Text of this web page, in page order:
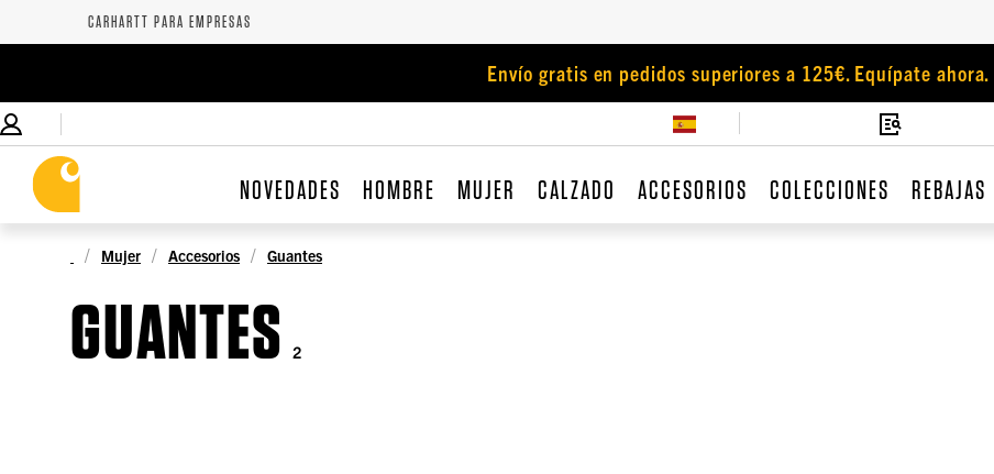
CARHARTT PARA EMPRESAS
Envío gratis en pedidos superiores a 125€. Equípate ahora.
NOVEDADES HOMBRE MUJER CALZADO ACCESORIOS COLECCIONES REBAJAS
Mujer Accesorios Guantes
GUANTES 2